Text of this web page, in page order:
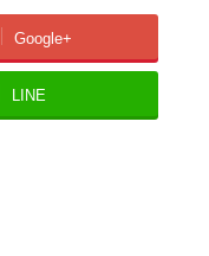
Google+
LINE